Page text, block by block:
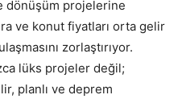
dönüşüm projelerine
ve konut fiyatları orta gelir
zorlaştırıyor.
lüks projeler değil;
planlı ve deprem